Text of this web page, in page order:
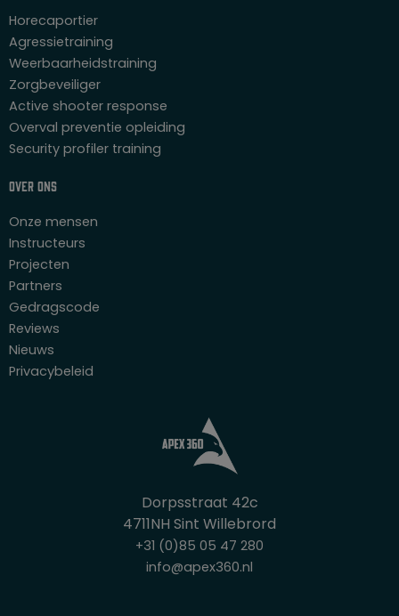
Horecaportier
Agressietraining
Weerbaarheidstraining
Zorgbeveiliger
Active shooter response
Overval preventie opleiding
Security profiler training
Over ons
Onze mensen
Instructeurs
Projecten
Partners
Gedragscode
Reviews
Nieuws
Privacybeleid
Dorpsstraat 42c
4711NH Sint Willebrord
+31 (0)85 05 47 280
info@apex360.nl